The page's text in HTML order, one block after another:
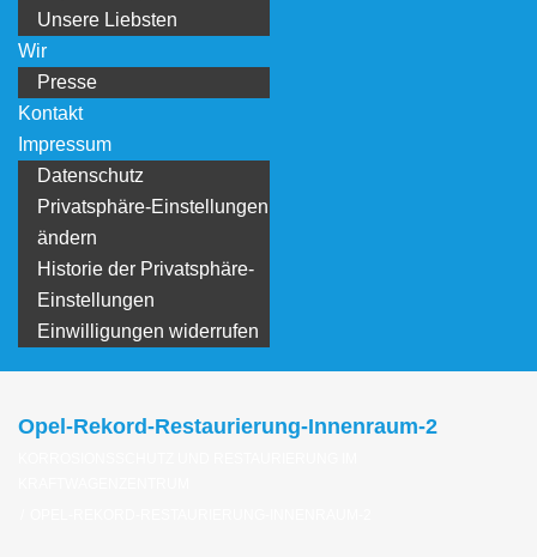
Unsere Liebsten
Wir
Presse
Kontakt
Impressum
Datenschutz
Privatsphäre-Einstellungen
ändern
Historie der Privatsphäre-
Einstellungen
Einwilligungen widerrufen
Opel-Rekord-Restaurierung-Innenraum-2